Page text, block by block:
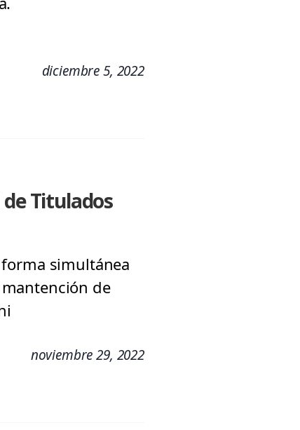
diciembre 5, 2022
Titulados
simultánea
de
noviembre 29, 2022